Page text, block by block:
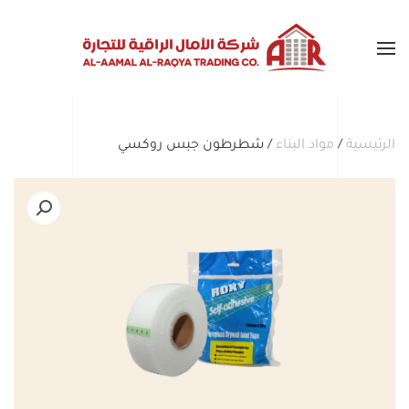
Skip to main content
الرئيسية / مواد البناء / شطرطون جبس روكسي